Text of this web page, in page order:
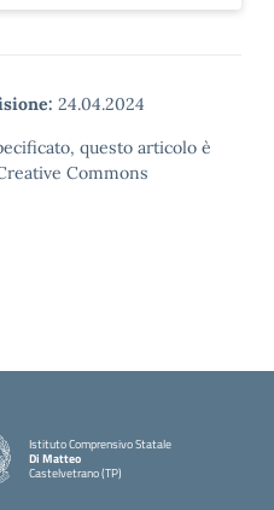
24.04.2024
questo articolo è
Commons
Istituto Comprensivo Statale
Di Matteo
Castelvetrano (TP)